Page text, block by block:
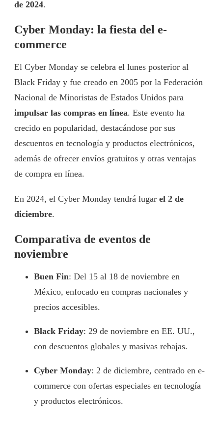
de 2024.
Cyber Monday: la fiesta del e-
commerce
El Cyber Monday se celebra el lunes posterior al
Black Friday y fue creado en 2005 por la Federación
Nacional de Minoristas de Estados Unidos para
impulsar las compras en línea. Este evento ha
crecido en popularidad, destacándose por sus
descuentos en tecnología y productos electrónicos,
además de ofrecer envíos gratuitos y otras ventajas
de compra en línea.
En 2024, el Cyber Monday tendrá lugar el 2 de
diciembre.
Comparativa de eventos de
noviembre
Buen Fin: Del 15 al 18 de noviembre en
México, enfocado en compras nacionales y
precios accesibles.
Black Friday: 29 de noviembre en EE. UU.,
con descuentos globales y masivas rebajas.
Cyber Monday: 2 de diciembre, centrado en e-
commerce con ofertas especiales en tecnología
y productos electrónicos.